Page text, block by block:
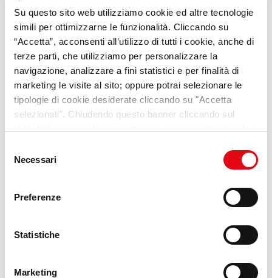
Su questo sito web utilizziamo cookie ed altre tecnologie
simili per ottimizzarne le funzionalità. Cliccando su
“Accetta”, acconsenti all’utilizzo di tutti i cookie, anche di
terze parti, che utilizziamo per personalizzare la
navigazione, analizzare a fini statistici e per finalità di
marketing le visite al sito; oppure potrai selezionare le
tipologie di cookie desiderate cliccando su "Accetta
selezionati". Chiudendo questo banner cliccando sul
modificare le tue preferenze in ogni momento mediante il
link “Impostazione dei cookie” a fine pagina. Per ulteriori
Cookie
Policy.
delNecessari
Preferenze
Statistiche
Marketing
YUMANA
La nostra nuova piattaforma dedicata ai
trend e alle opportunità per i giovani